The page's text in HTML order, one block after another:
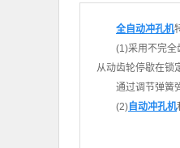
全自动冲孔机
(1)采用不完全
从动齿轮停歇在锁
通过调节弹簧
(2) 自动冲孔机